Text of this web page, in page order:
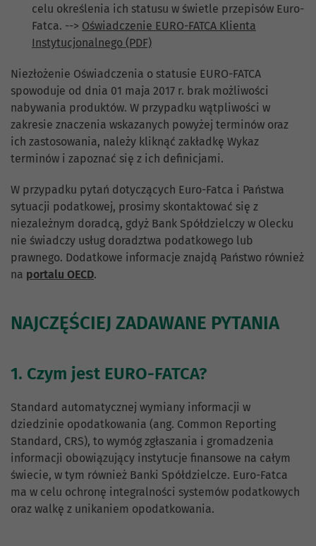
celu określenia ich statusu w świetle przepisów Euro-
Fatca. --> Oświadczenie EURO-FATCA Klienta
Instytucjonalnego (PDF)
Niezłożenie Oświadczenia o statusie EURO-FATCA
spowoduje od dnia 01 maja 2017 r. brak możliwości
nabywania produktów. W przypadku wątpliwości w
zakresie znaczenia wskazanych powyżej terminów oraz
ich zastosowania, należy kliknąć zakładkę Wykaz
terminów i zapoznać się z ich definicjami.
W przypadku pytań dotyczących Euro-Fatca i Państwa
sytuacji podatkowej, prosimy skontaktować się z
niezależnym doradcą, gdyż Bank Spółdzielczy w Olecku
nie świadczy usług doradztwa podatkowego lub
prawnego. Dodatkowe informacje znajdą Państwo również
na portalu OECD.
NAJCZĘŚCIEJ ZADAWANE PYTANIA
1. Czym jest EURO-FATCA?
Standard automatycznej wymiany informacji w
dziedzinie opodatkowania (ang. Common Reporting
Standard, CRS), to wymóg zgłaszania i gromadzenia
informacji obowiązujący instytucje finansowe na całym
świecie, w tym również Banki Spółdzielcze. Euro-Fatca
ma w celu ochronę integralności systemów podatkowych
oraz walkę z unikaniem opodatkowania.